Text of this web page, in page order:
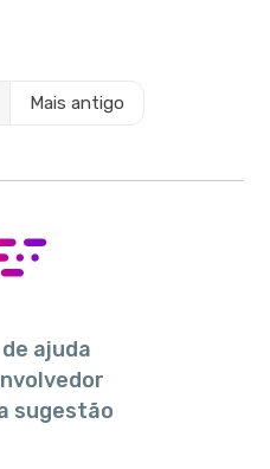
Mais antigo
ajuda
sugestão